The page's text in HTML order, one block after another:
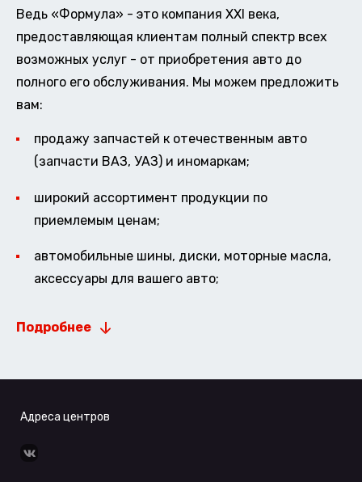
Ведь «Формула» - это компания XXI века,
предоставляющая клиентам полный спектр всех
возможных услуг - от приобретения авто до
полного его обслуживания. Мы можем предложить
вам:
продажу запчастей к отечественным авто
(запчасти ВАЗ, УАЗ) и иномаркам;
широкий ассортимент продукции по
приемлемым ценам;
автомобильные шины, диски, моторные масла,
аксессуары для вашего авто;
Подробнее
Адреса центров